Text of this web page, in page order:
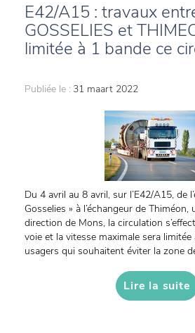
E42/A15 : travaux
GOSSELIES et
limitée à 1 bande ce
Publiée le : 31 maart 2022
Du 4 avril au 8 avril, sur l’E42/A15, de
Gosselies » à l’échangeur de Thiméon,
direction de Mons, la circulation
voie et la vitesse maximale sera
usagers qui souhaitent éviter la zone
Lire la suite